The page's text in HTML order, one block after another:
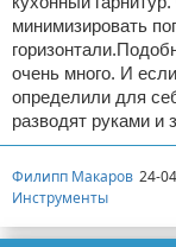
минимизировать
очень много. И
определили для
разводят руками и
Филипп Макаров 24-
Инструменты